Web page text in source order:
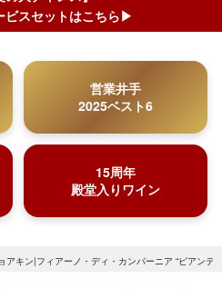
ビスセットはこちら▶︎
営業井手
2025ベスト6
15周年
殿堂入りワイン
アキン|フィアーノ・ディ・カンパーニア “ピアンテ